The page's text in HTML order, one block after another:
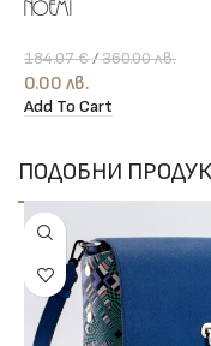
Noemi
184.07€/360.00лв.
0.00лв.
Add To Cart
ПОДОБНИ